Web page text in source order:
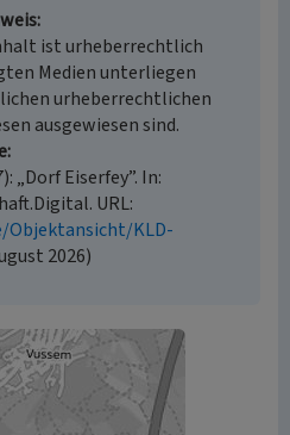
ist urheberrechtlich
Medien unterliegen
urheberrechtlichen
ausgewiesen sind.
„Dorf Eiserfey”. In:
URL:
Objektansicht/KLD-
2026)